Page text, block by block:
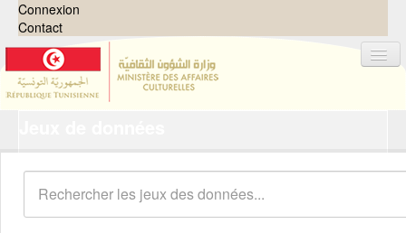
Connexion
Contact
Organisations
Groupes
Demandes 0